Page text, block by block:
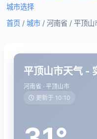
城市选择
首页 / 城市 / 河南省 / 平顶山
平顶山市天气 -
河南省 · 平顶山市
更新于 10:10